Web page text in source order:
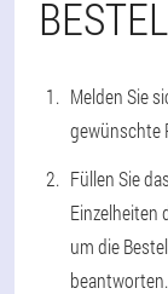
Melden Sie
gewünschte
Füllen Sie
Einzelheiten
um die
beantworten.